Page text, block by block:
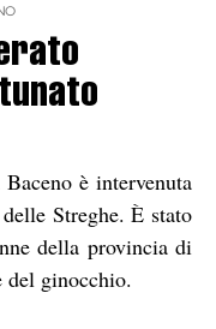
è intervenuta
Streghe. È stato
della provincia di
del ginocchio.